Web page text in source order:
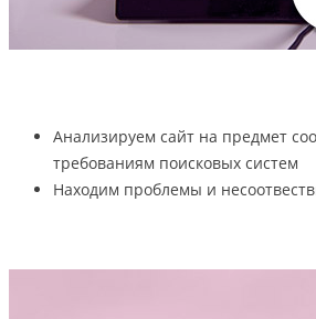
Анализируем сайт на предмет
требованиям поисковых систем
Находим проблемы и